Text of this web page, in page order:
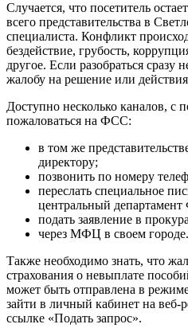
Случается, что посетитель
всего представительства в
специалиста. Конфликт
бездействие, грубость,
другое. Если разобраться сразу
жалобу на решение или
Доступно несколько каналов,
пожаловаться на ФСС:
в том же
директору;
позвонить по номеру
переслать специальное
центральный
подать заявление в
через МФЦ в своем городе.
Также необходимо знать, что
страхования о невыплате
может быть отправлена в
зайти в личный кабинет на
ссылке «Подать запрос».